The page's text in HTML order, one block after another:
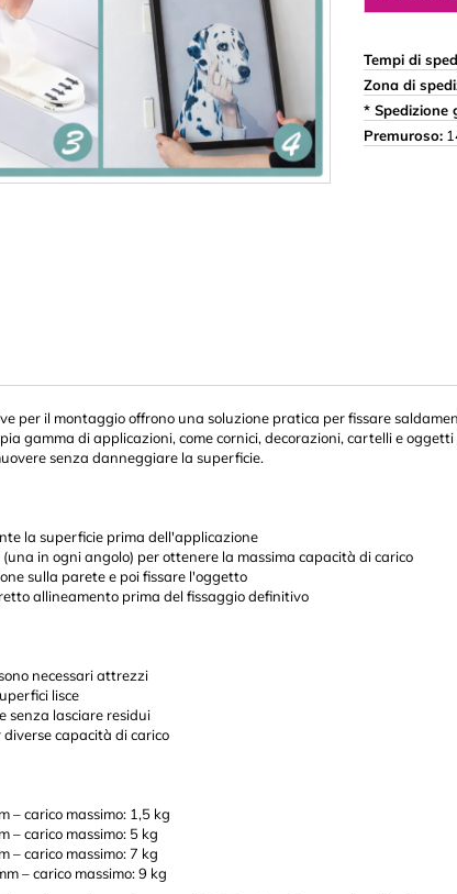
Scatola per bambini di
Sughero
mm
mm
Magneti
Cilindro/Disco
Ganci magnetici
Tempi di
Zona di
* Spedizione
Premuroso:
per il montaggio offrono una soluzione pratica per fissare
gamma di applicazioni, come cornici, decorazioni, cartelli e
senza danneggiare la superficie.
la superficie prima dell'applicazione
in ogni angolo) per ottenere la massima capacità di carico
sulla parete e poi fissare l'oggetto
allineamento prima del fissaggio definitivo
necessari attrezzi
lisce
senza lasciare residui
capacità di carico
– carico massimo: 1,5 kg
– carico massimo: 5 kg
– carico massimo: 7 kg
– carico massimo: 9 kg